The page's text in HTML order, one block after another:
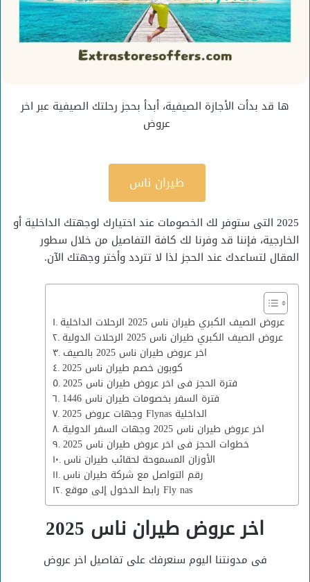
ها قد بدأت الأجازة الصيفية، أبدأ بحجز رحلتك الصيفية عبر اخر
عروض
طيران ناس
2025 التى ستوفر لك الخصومات عند اختيارك لوجهتك الداخلية أو
الخارجية، فإننا قد وفرنا لك كافة التفاصيل من خلال سطور
المقال لتساعدك عند الحجز لذا لا تتردد وأختر وجهتك الآن.
عروض الصيف الكبري طيران ناس 2025 الرحلات الداخلية
عروض الصيف الكبري طيران ناس 2025 الرحلات الدولية
اخر عروض طيران ناس 2025 بالصيف
كوبون خصم طيران ناس 2025
فترة الحجز فى اخر عروض طيران ناس 2025
فترة السفر بخصومات طيران ناس 1446
وجهات عروض 2025 Flynas الداخلية
اخر عروض طيران ناس 2025 وجهات السفر الدولية
خطوات الحجز فى اخر عروض طيران ناس 2025
الأوزان المسموحة لحقائب طيران ناس
رقم التواصل مع شركة طيران ناس
رابط الدخول إلى موقع Fly nas
اخر عروض طيران ناس 2025
فى مدونتنا اليوم سنعرفك على تفاصيل اخر عروض